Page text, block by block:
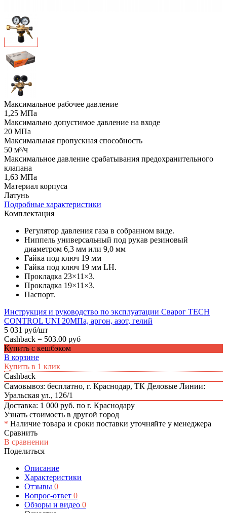
Максимальное рабочее давление
1,25 МПа
Максимально допустимое давление на входе
20 МПа
Максимальная пропускная способность
50 м³/ч
Максимальное давление срабатывания предохранительного
клапана
1,63 МПа
Материал корпуса
Латунь
Подробные характеристики
Комплектация
Регулятор давления газа в собранном виде.
Ниппель универсальный под рукав резиновый
диаметром 6,3 мм или 9,0 мм
Гайка под ключ 19 мм
Гайка под ключ 19 мм LH.
Прокладка 23×11×3.
Прокладка 19×11×3.
Паспорт.
Инструкция и руководство по эксплуатации Сварог TECH
CONTROL UNI 20МПа, аргон, азот, гелий
5 031 руб/шт
Cashback = 503.00 руб
Купить с кешбэком
В корзине
Купить в 1 клик
Cashback
Самовывоз: бесплатно, г. Краснодар, ТК Деловые Линии:
Уральская ул., 126/1
Доставка: 1 000 руб. по г. Краснодару
Узнать стоимость в другой город
* Наличие товара и сроки поставки уточняйте у менеджера
Сравнить
В сравнении
Поделиться
Описание
Характеристики
Отзывы 0
Вопрос-ответ 0
Обзоры и видео 0